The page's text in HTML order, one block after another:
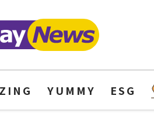
YUMMY ESG